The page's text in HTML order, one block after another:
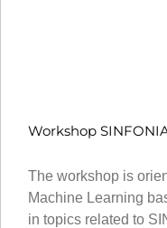
Workshop
The workshop is
Machine Learning
in topics related to